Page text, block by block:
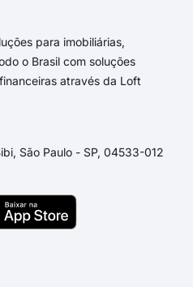
para imobiliárias,
o Brasil com soluções
através da Loft
São Paulo - SP, 04533-012